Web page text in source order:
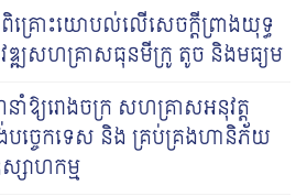
គ្រោះ​យោបល់លើ​សេចក្តីព្រាងយុទ្ធ
វឌ្ឍសហគ្រាសធុន​មីក្រូ តូច និង​មធ្យម
ឱ្យរោងចក្រ សហគ្រាសអនុវត្ត
ច្ចេកទេស និង គ្រប់គ្រងហានិភ័យ
សាហកម្ម